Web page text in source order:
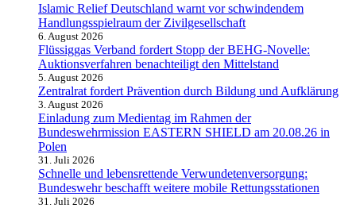
Islamic Relief Deutschland warnt vor schwindendem
Handlungsspielraum der Zivilgesellschaft
6. August 2026
Flüssiggas Verband fordert Stopp der BEHG-Novelle:
Auktionsverfahren benachteiligt den Mittelstand
5. August 2026
Zentralrat fordert Prävention durch Bildung und Aufklärung
3. August 2026
Einladung zum Medientag im Rahmen der
Bundeswehrmission EASTERN SHIELD am 20.08.26 in
Polen
31. Juli 2026
Schnelle und lebensrettende Verwundetenversorgung:
Bundeswehr beschafft weitere mobile Rettungsstationen
31. Juli 2026